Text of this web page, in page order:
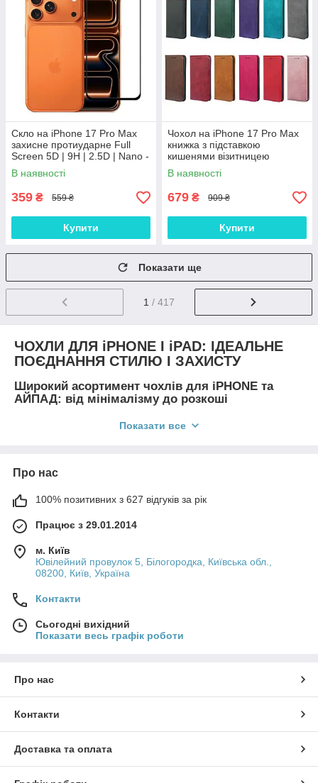
Скло на iPhone 17 Pro Max
захисне протиударне Full
Screen 5D | 9H | 2.5D | Nano -
покриття "HYPER"
В наявності
359 ₴ 559 ₴
Купити
Чохол на iPhone 17 Pro Max
книжка з підставкою
кишенями візитницею
магнітний протиударний
шкіряний "VELMAR"
В наявності
679 ₴ 909 ₴
Купити
Показати ще
1 / 417
ЧОХЛИ ДЛЯ iPHONE І iPAD: ІДЕАЛЬНЕ
ПОЄДНАННЯ СТИЛЮ І ЗАХИСТУ
Широкий асортимент чохлів для iPHONE та
АЙПАД: від мінімалізму до розкоші
Показати все
Про нас
100% позитивних з 627 відгуків за рік
Працює з 29.01.2014
м. Київ
Ювілейний провулок 5, Білогородка, Київська обл.,
08200, Київ, Україна
Контакти
Сьогодні вихідний
Показати весь графік роботи
Про нас
Контакти
Доставка та оплата